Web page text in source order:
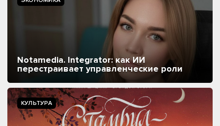
Notamedia. Integrator: как ИИ
перестраивает управленческие роли
КУЛЬТУРА